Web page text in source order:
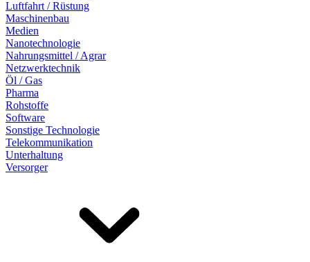
Luftfahrt / Rüstung
Maschinenbau
Medien
Nanotechnologie
Nahrungsmittel / Agrar
Netzwerktechnik
Öl / Gas
Pharma
Rohstoffe
Software
Sonstige Technologie
Telekommunikation
Unterhaltung
Versorger